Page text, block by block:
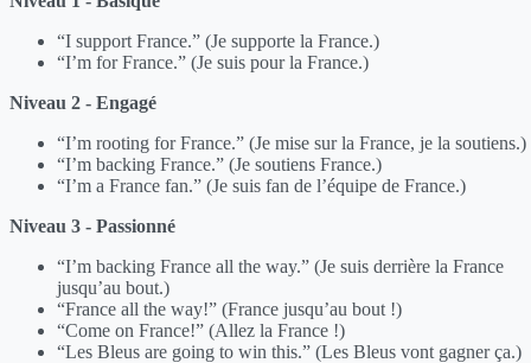
“I support France.” (Je supporte la France.)
“I’m for France.” (Je suis pour la France.)
Niveau 2 - Engagé
“I’m rooting for France.” (Je mise sur la France, je la soutiens.)
“I’m backing France.” (Je soutiens France.)
“I’m a France fan.” (Je suis fan de l’équipe de France.)
Niveau 3 - Passionné
“I’m backing France all the way.” (Je suis derrière la France
jusqu’au bout.)
“France all the way!” (France jusqu’au bout !)
“Come on France!” (Allez la France !)
“Les Bleus are going to win this.” (Les Bleus vont gagner ça.)